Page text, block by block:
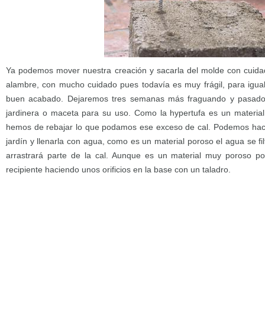
Ya podemos mover nuestra creación y sacarla del molde con
alambre, con mucho cuidado pues todavía es muy frágil, para
buen acabado. Dejaremos tres semanas más fraguando y
jardinera o maceta para su uso. Como la hypertufa es un
hemos de rebajar lo que podamos ese exceso de cal. Podemos
jardín y llenarla con agua, como es un material poroso el agua se
arrastrará parte de la cal. Aunque es un material muy poroso
recipiente haciendo unos orificios en la base con un taladro.